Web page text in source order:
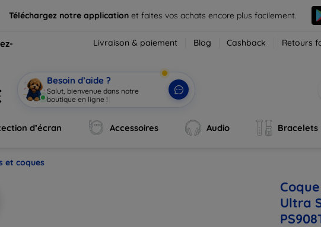
Téléchargez notre application et faites vos achats encore plus facilement.
Livraison & paiement Blog Cashback Retours
Besoin d’aide ?
Salut, bienvenue dans notre
boutique en ligne !
d’écran Accessoires Audio Bracelets
et coques
Ultra